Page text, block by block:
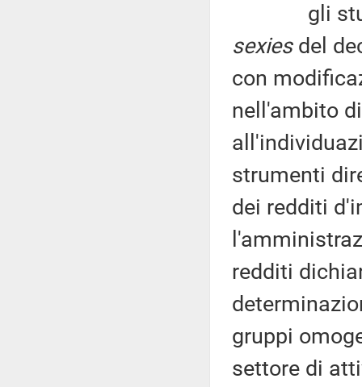
gli studi
sexiesdel
con
nell'ambito
strumenti
dei redditi
redditi
gruppi
settore di